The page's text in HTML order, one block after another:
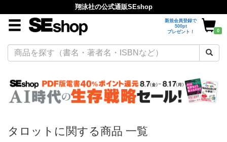
翔泳社の公式通販SEshop
新規会員登録で
500pt
プレゼント！
0
タロットに関する商品 一覧